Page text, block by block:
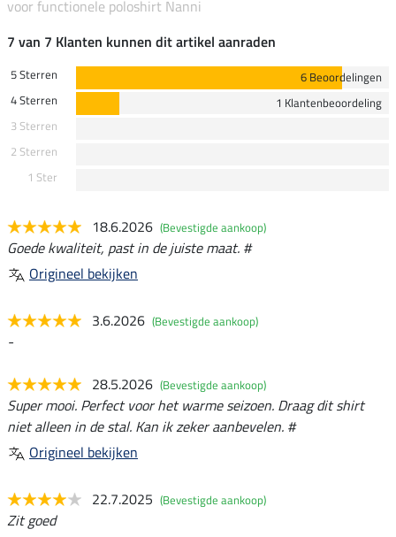
voor functionele poloshirt Nanni
7 van 7 Klanten kunnen dit artikel aanraden
5 Sterren
6 Beoordelingen
4 Sterren
1 Klantenbeoordeling
3 Sterren
2 Sterren
1 Ster
18.6.2026 (Bevestigde aankoop)
Goede kwaliteit, past in de juiste maat. #
Origineel bekijken
3.6.2026 (Bevestigde aankoop)
-
28.5.2026 (Bevestigde aankoop)
Super mooi. Perfect voor het warme seizoen. Draag dit shirt
niet alleen in de stal. Kan ik zeker aanbevelen. #
Origineel bekijken
22.7.2025 (Bevestigde aankoop)
Zit goed